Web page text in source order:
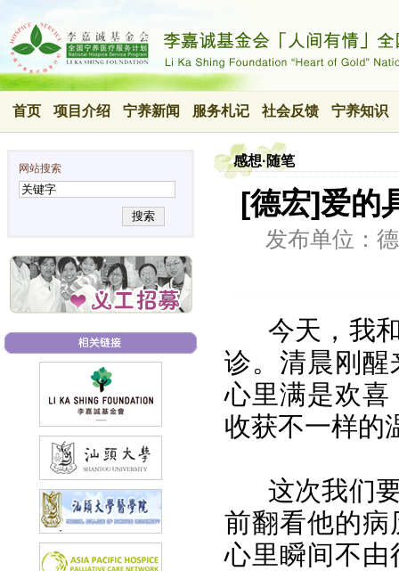
首页 项目介绍 宁养新闻 服务札记 社会反馈 宁养知识
网站搜索
搜索
感想·随笔
[德宏]爱的
发布单位：
今天，我
诊。清晨刚
心里满是欢
收获不一样的
这次我们
前翻看他的
心里瞬间不